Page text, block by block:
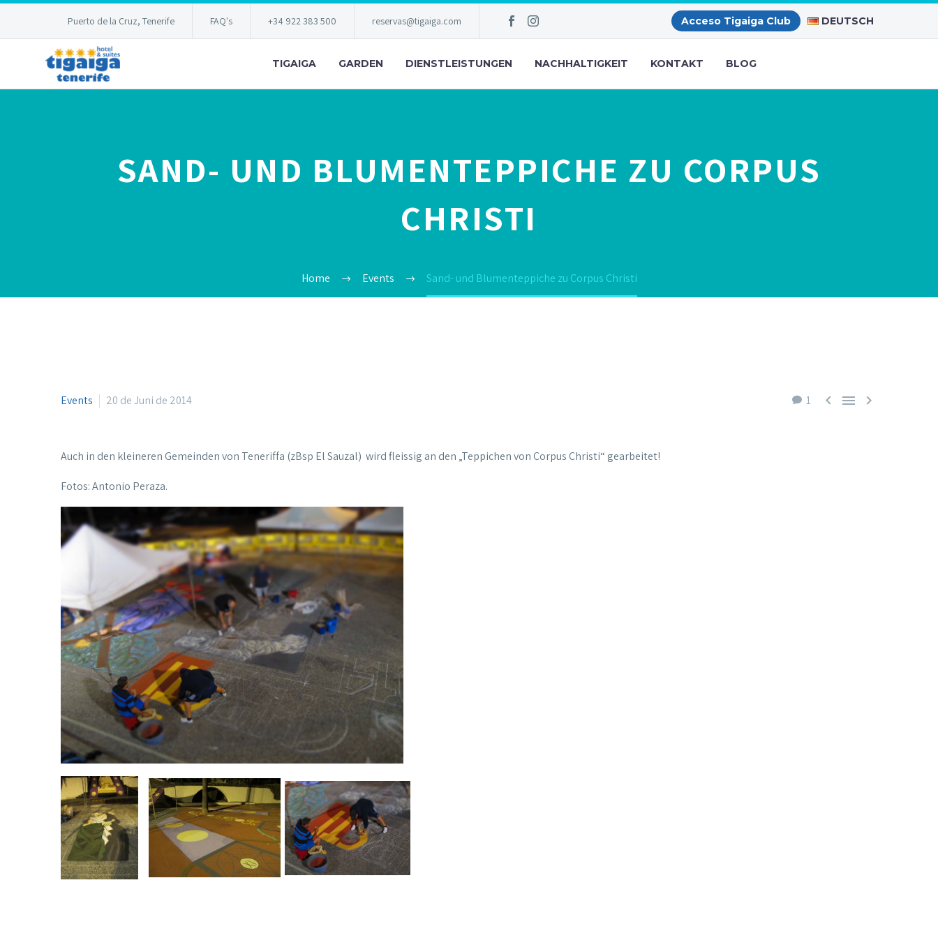
Puerto de la Cruz, Tenerife FAQ's +34 922 383 500 reservas@tigaiga.com Acceso Tigaiga Club DEUTSCH
TIGAIGA GARDEN DIENSTLEISTUNGEN NACHHALTIGKEIT KONTAKT BLOG
SAND- UND BLUMENTEPPICHE ZU CORPUS
CHRISTI
Home Events Sand- und Blumenteppiche zu Corpus Christi
1   
Events 20 de Juni de 2014
Auch in den kleineren Gemeinden von Teneriffa (zBsp El Sauzal) wird fleissig an den „Teppichen von Corpus Christi“ gearbeitet!
Fotos: Antonio Peraza.